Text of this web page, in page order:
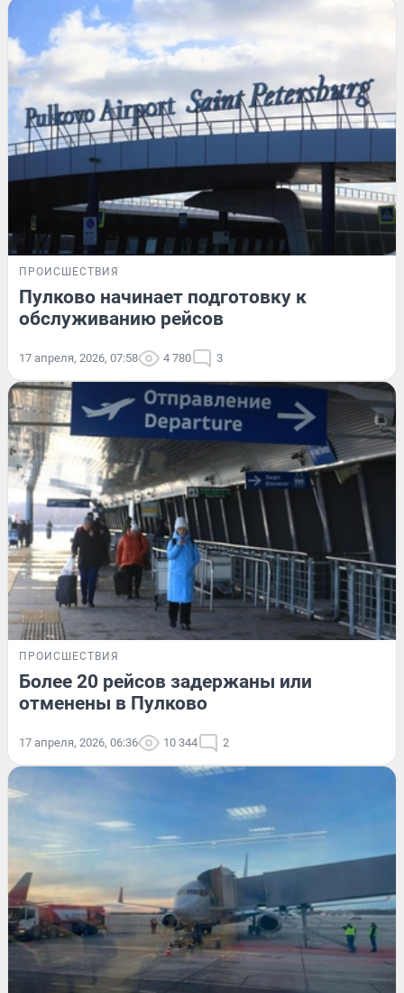
ПРОИСШЕСТВИЯ
Пулково начинает подготовку к
обслуживанию рейсов
17 апреля, 2026, 07:58 4 780 3
ПРОИСШЕСТВИЯ
Более 20 рейсов задержаны или
отменены в Пулково
17 апреля, 2026, 06:36 10 344 2